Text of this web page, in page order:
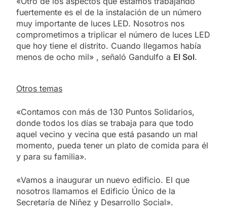
fuertemente es el de la instalación de un número
muy importante de luces LED. Nosotros nos
comprometimos a triplicar el número de luces LED
que hoy tiene el distrito. Cuando llegamos había
menos de ocho mil» , señaló Gandulfo a El Sol.
Otros temas
«Contamos con más de 130 Puntos Solidarios,
donde todos los días se trabaja para que todo
aquel vecino y vecina que está pasando un mal
momento, pueda tener un plato de comida para él
y para su familia».
«Vamos a inaugurar un nuevo edificio. El que
nosotros llamamos el Edificio Único de la
Secretaría de Niñez y Desarrollo Social».